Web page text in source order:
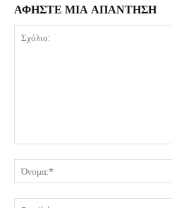
ΑΦΗΣΤΕ ΜΙΑ ΑΠΑΝΤΗΣΗ